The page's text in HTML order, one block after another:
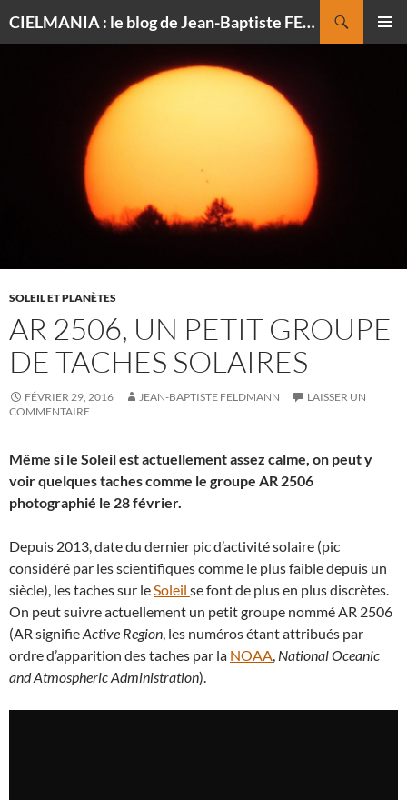
CIELMANIA : le blog de Jean-Baptiste FELDMANN, photographe du ciel
SOLEIL ET PLANÈTES
AR 2506, UN PETIT GROUPE
DE TACHES SOLAIRES
FÉVRIER 29, 2016 JEAN-BAPTISTE FELDMANN
LAISSER UN
COMMENTAIRE
Même si le Soleil est actuellement assez calme, on peut y
voir quelques taches comme le groupe AR 2506
photographié le 28 février.
Depuis 2013, date du dernier pic d’activité solaire (pic
considéré par les scientifiques comme le plus faible depuis un
siècle), les taches sur leSoleil se font de plus en plus discrètes.
On peut suivre actuellement un petit groupe nommé AR 2506
(AR signifieActive Region, les numéros étant attribués par
ordre d’apparition des taches par la NOAA, National Oceanic
and Atmospheric Administration).